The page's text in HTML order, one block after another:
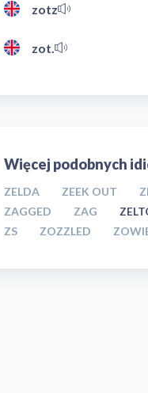
zotz
zot.
Więcej podobnych
ZELDA ZEEK OUT
ZAGGED
ZAG
ZS
ZOZZLED